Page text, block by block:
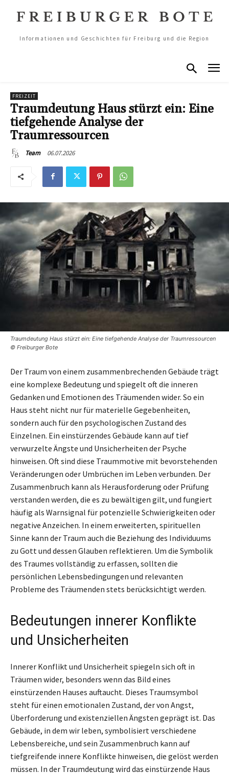
Informationen und Geschichten für Freiburg und die Region
FREIZEIT
Traumdeutung Haus stürzt ein: Eine
tiefgehende Analyse der
Traumressourcen
Team 06.07.2026
Traumdeutung Haus stürzt ein: Eine tiefgehende Analyse der Traumressourcen
© Freiburger Bote
Der Traum von einem zusammenbrechenden Gebäude trägt
eine komplexe Bedeutung und spiegelt oft die inneren
Gedanken und Emotionen des Träumenden wider. So ein
Haus steht nicht nur für materielle Gegebenheiten,
sondern auch für den psychologischen Zustand des
Einzelnen. Ein einstürzendes Gebäude kann auf tief
verwurzelte Ängste und Unsicherheiten der Psyche
hinweisen. Oft sind diese Traummotive mit bevorstehenden
Veränderungen oder Umbrüchen im Leben verbunden. Der
Zusammenbruch kann als Herausforderung oder Prüfung
verstanden werden, die es zu bewältigen gilt, und fungiert
häufig als Warnsignal für potenzielle Schwierigkeiten oder
negative Anzeichen. In einem erweiterten, spirituellen
Sinne kann der Traum auch die Beziehung des Individuums
zu Gott und dessen Glauben reflektieren. Um die Symbolik
des Traumes vollständig zu erfassen, sollten die
persönlichen Lebensbedingungen und relevanten
Probleme des Träumenden stets berücksichtigt werden.
Bedeutungen innerer Konflikte
und Unsicherheiten
Innerer Konflikt und Unsicherheit spiegeln sich oft in
Träumen wider, besonders wenn das Bild eines
einstürzenden Hauses auftaucht. Dieses Traumsymbol
steht für einen emotionalen Zustand, der von Angst,
Überforderung und existenziellen Ängsten geprägt ist. Das
Gebäude, in dem wir leben, symbolisiert verschiedene
Lebensbereiche, und sein Zusammenbruch kann auf
tiefgreifende innere Konflikte hinweisen, die gelöst werden
müssen. In der Traumdeutung wird das einstürzende Haus